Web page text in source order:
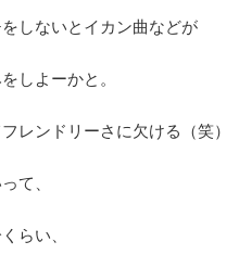
しないとイカン曲などが
しよーかと。
レンドリーさに欠ける（笑）
て、
らい、